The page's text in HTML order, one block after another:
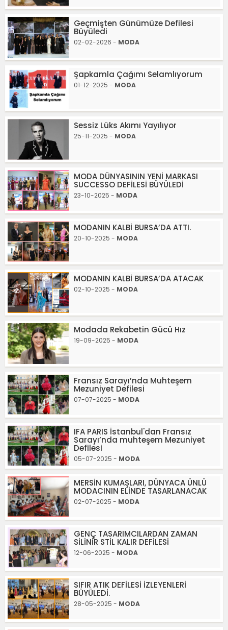
Geçmişten Günümüze Defilesi
Büyüledi
02-02-2026 - MODA
Şapkamla Çağımı Selamlıyorum
01-12-2025 - MODA
Sessiz Lüks Akımı Yayılıyor
25-11-2025 - MODA
MODA DÜNYASININ YENİ MARKASI
SUCCESSO DEFİLESİ BÜYÜLEDİ
23-10-2025 - MODA
MODANIN KALBİ BURSA’DA ATTI.
20-10-2025 - MODA
MODANIN KALBİ BURSA’DA ATACAK
02-10-2025 - MODA
Modada Rekabetin Gücü Hız
19-09-2025 - MODA
Fransız Sarayı’nda Muhteşem
Mezuniyet Defilesi
07-07-2025 - MODA
IFA PARIS İstanbul'dan Fransız
Sarayı’nda muhteşem Mezuniyet
Defilesi
05-07-2025 - MODA
MERSİN KUMAŞLARI, DÜNYACA ÜNLÜ
MODACININ ELİNDE TASARLANACAK
02-07-2025 - MODA
GENÇ TASARIMCILARDAN ZAMAN
SİLİNİR STİL KALIR DEFİLESİ
12-06-2025 - MODA
SIFIR ATIK DEFİLESİ İZLEYENLERİ
BÜYÜLEDİ.
28-05-2025 - MODA